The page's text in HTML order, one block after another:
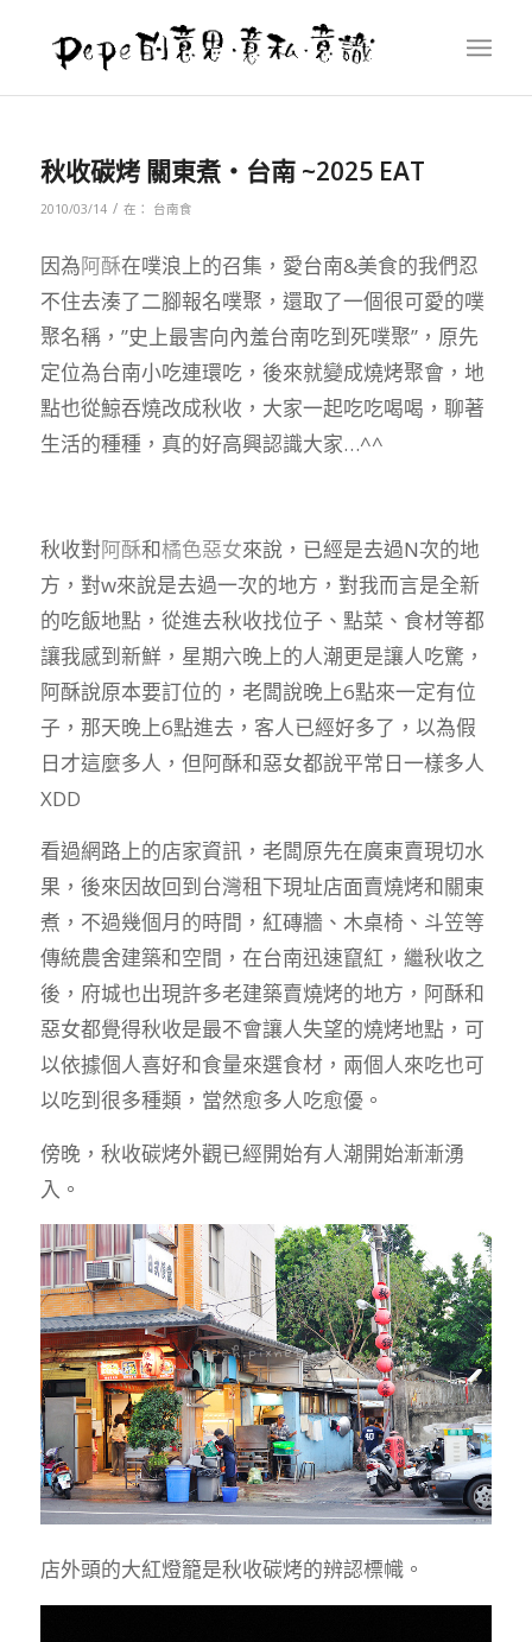
秋收碳烤 關東煮‧台南 ~2025 EAT
2010/03/14 / 在： 台南食
因為阿酥在噗浪上的召集，愛台南&美食的我們忍
不住去湊了二腳報名噗聚，還取了一個很可愛的噗
聚名稱，”史上最害向內羞台南吃到死噗聚”，原先
定位為台南小吃連環吃，後來就變成燒烤聚會，地
點也從鯨吞燒改成秋收，大家一起吃吃喝喝，聊著
生活的種種，真的好高興認識大家…^^
秋收對阿酥和橘色惡女來說，已經是去過N次的地
方，對w來說是去過一次的地方，對我而言是全新
的吃飯地點，從進去秋收找位子、點菜、食材等都
讓我感到新鮮，星期六晚上的人潮更是讓人吃驚，
阿酥說原本要訂位的，老闆說晚上6點來一定有位
子，那天晚上6點進去，客人已經好多了，以為假
日才這麼多人，但阿酥和惡女都說平常日一樣多人
XDD
看過網路上的店家資訊，老闆原先在廣東賣現切水
果，後來因故回到台灣租下現址店面賣燒烤和關東
煮，不過幾個月的時間，紅磚牆、木桌椅、斗笠等
傳統農舍建築和空間，在台南迅速竄紅，繼秋收之
後，府城也出現許多老建築賣燒烤的地方，阿酥和
惡女都覺得秋收是最不會讓人失望的燒烤地點，可
以依據個人喜好和食量來選食材，兩個人來吃也可
以吃到很多種類，當然愈多人吃愈優。
傍晚，秋收碳烤外觀已經開始有人潮開始漸漸湧
入。
店外頭的大紅燈籠是秋收碳烤的辨認標幟。